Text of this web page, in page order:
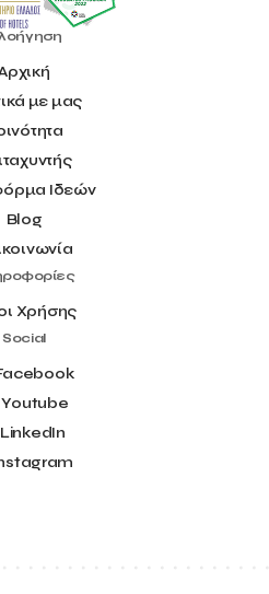
με μας
Ιδεών
Blog
Χρήσης
Social
Youtube
LinkedIn